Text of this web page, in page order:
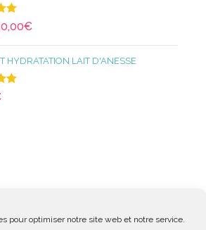
pour optimiser notre site web et notre service.
€
HYDRATATION LAIT D'ANESSE